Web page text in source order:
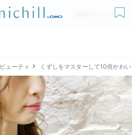
無料ダウンロード
ビューティ くずしをマスターして10倍かわ